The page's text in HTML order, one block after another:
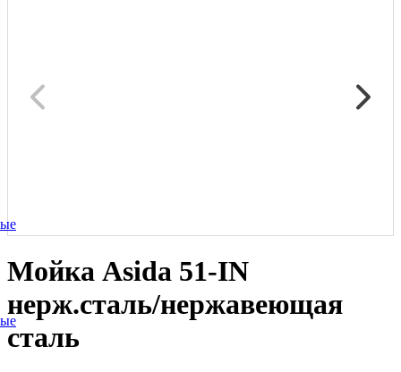
Мойка Asida 51-IN
нерж.сталь/нержавеющая
сталь